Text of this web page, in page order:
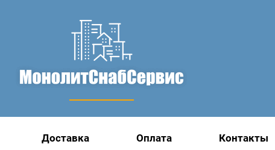
Доставка Оплата Контакты